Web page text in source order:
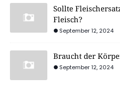
Sollte
Fleisch?
September 12, 2024
Braucht der
September 12, 2024